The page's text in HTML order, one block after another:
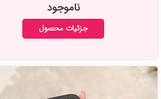
ناموجود
جزئیات محصول